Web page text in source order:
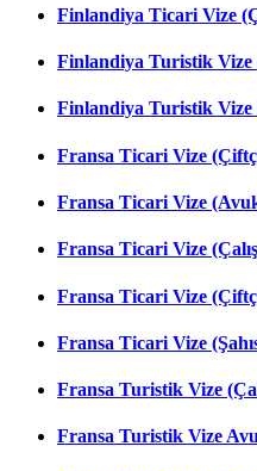
Finlandiya Ticari Vize
Finlandiya Turistik Vize
Finlandiya Turistik Vize
Fransa Ticari Vize
Fransa Ticari Vize
Fransa Ticari Vize
Fransa Ticari Vize
Fransa Ticari Vize
Fransa Turistik Vize
Fransa Turistik Vize